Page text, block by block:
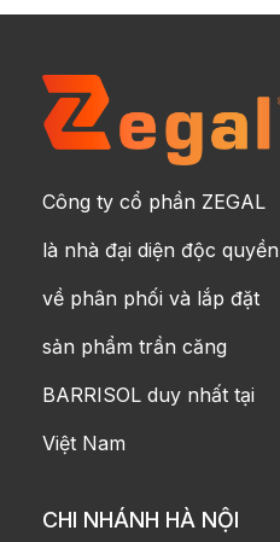
Công ty cổ phần ZEGAL
là nhà đại diện độc quyền
về phân phối và lắp đặt
sản phẩm trần căng
BARRISOL duy nhất tại
Việt Nam
CHI NHÁNH HÀ NỘI